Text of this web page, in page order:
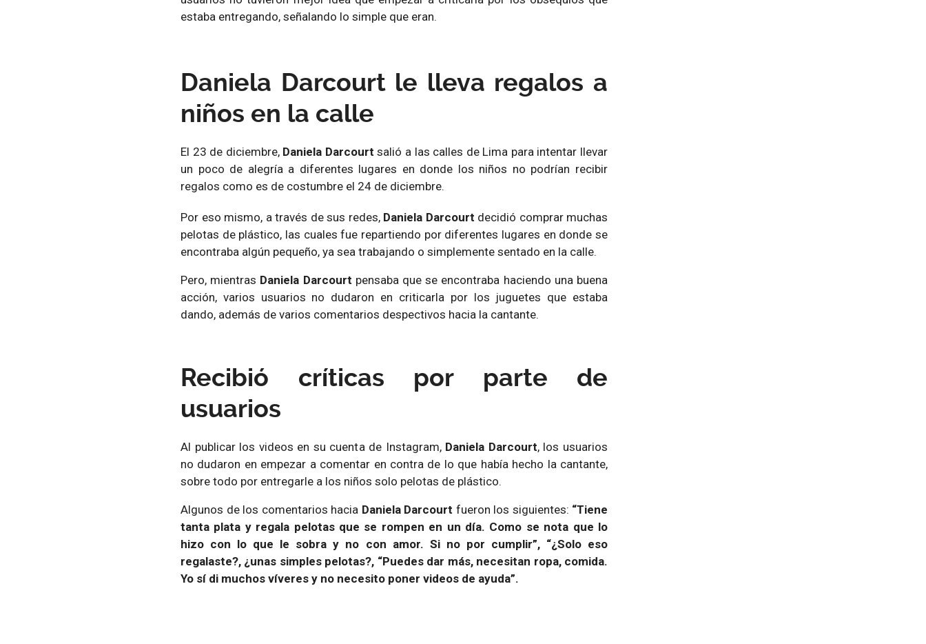
estaba entregando, señalando lo simple que eran.
Daniela Darcourt le lleva regalos a
niños en la calle
El 23 de diciembre, Daniela Darcourt salió a las calles de Lima para intentar llevar
un poco de alegría a diferentes lugares en donde los niños no podrían recibir
regalos como es de costumbre el 24 de diciembre.
Por eso mismo, a través de sus redes, Daniela Darcourt decidió comprar muchas
pelotas de plástico, las cuales fue repartiendo por diferentes lugares en donde se
encontraba algún pequeño, ya sea trabajando o simplemente sentado en la calle.
Pero, mientras Daniela Darcourt pensaba que se encontraba haciendo una buena
acción, varios usuarios no dudaron en criticarla por los juguetes que estaba
dando, además de varios comentarios despectivos hacia la cantante.
Recibió críticas por parte de
usuarios
Al publicar los videos en su cuenta de Instagram, Daniela Darcourt, los usuarios
no dudaron en empezar a comentar en contra de lo que había hecho la cantante,
sobre todo por entregarle a los niños solo pelotas de plástico.
Algunos de los comentarios hacia Daniela Darcourt fueron los siguientes: “Tiene
tanta plata y regala pelotas que se rompen en un día. Como se nota que lo
hizo con lo que le sobra y no con amor. Si no por cumplir”, “¿Solo eso
regalaste?, ¿unas simples pelotas?, “Puedes dar más, necesitan ropa, comida.
Yo sí di muchos víveres y no necesito poner videos de ayuda”.